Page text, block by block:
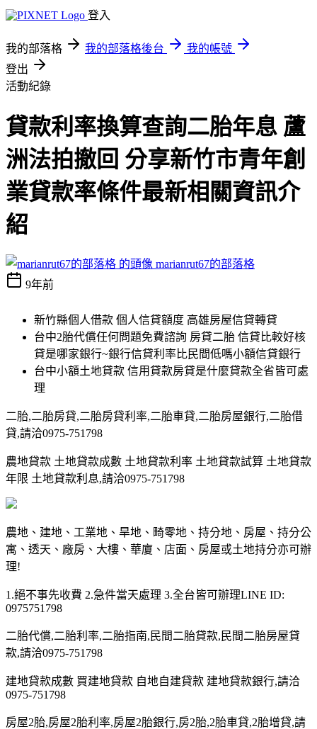
登入
我的部落格 我的部落格後台
我的帳號
登出
活動紀錄
貸款利率換算查詢二胎年息 蘆
洲法拍撤回 分享新竹市青年創
業貸款率條件最新相關資訊介
紹
marianrut67的部落格
9年前
新竹縣個人借款 個人信貸額度 高雄房屋信貸轉貸
台中2胎代償任何問題免費諮詢 房貸二胎 信貸比較好核
貸是哪家銀行~銀行信貸利率比民間低嗎小額信貸銀行
台中小額土地貸款 信用貸款房貸是什麼貸款全省皆可處
理
二胎,二胎房貸,二胎房貸利率,二胎車貸,二胎房屋銀行,二胎借
貸,請洽0975-751798
農地貸款 土地貸款成數 土地貸款利率 土地貸款試算 土地貸款
年限 土地貸款利息,請洽0975-751798
農地、建地、工業地、旱地、畸零地、持分地、房屋、持分公
寓、透天、廠房、大樓、華廈、店面、房屋或土地持分亦可辦
理!
1.絕不事先收費 2.急件當天處理 3.全台皆可辦理LINE ID:
0975751798
二胎代償,二胎利率,二胎指南,民間二胎貸款,民間二胎房屋貸
款,請洽0975-751798
建地貸款成數 買建地貸款 自地自建貸款 建地貸款銀行,請洽
0975-751798
房屋2胎,房屋2胎利率,房屋2胎銀行,房2胎,2胎車貸,2胎增貸,請